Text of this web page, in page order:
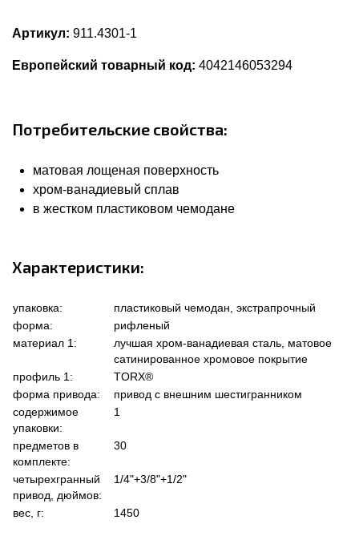
Артикул: 911.4301-1
Европейский товарный код: 4042146053294
Потребительские свойства:
матовая лощеная поверхность
хром-ванадиевый сплав
в жестком пластиковом чемодане
Характеристики:
упаковка:
пластиковый чемодан, экстрапрочный
форма:
рифленый
материал 1:
лучшая хром-ванадиевая сталь, матовое
сатинированное хромовое покрытие
профиль 1:
TORX®
форма привода:
привод с внешним шестигранником
содержимое
упаковки:
1
предметов в
комплекте:
30
четырехгранный
привод, дюймов:
1/4"+3/8"+1/2"
вес, г: 1450